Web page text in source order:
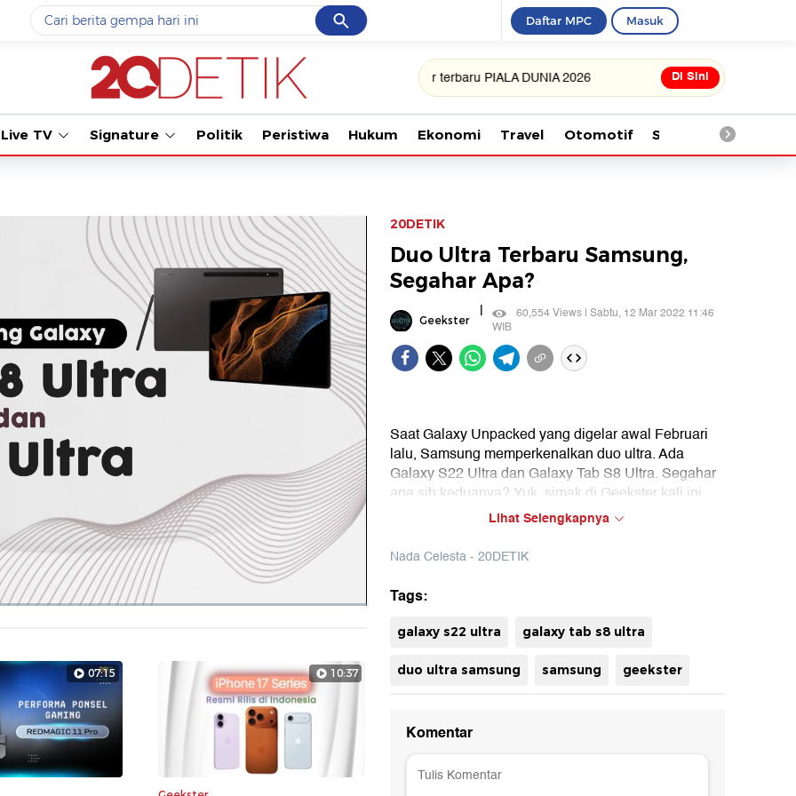
Cancel
Yang sedang ramai dicari
data live draw sgp
#3prabowo
gempa hari ini
Promoted
Terakhir yang dicari
Loading...
Daftar MPC Masuk
Tonton kabar terbaru PIALA DUNIA 2026 Di Sini
Live TV Signature Politik Peristiwa Hukum Ekonomi Travel Otomotif Saintek
07:15 10:37
20DETIK
Duo Ultra Terbaru Samsung,
Segahar Apa?
Geekster |
60,554 Views | Sabtu, 12 Mar 2022 11:46
WIB
Saat Galaxy Unpacked yang digelar awal Februari
lalu, Samsung memperkenalkan duo ultra. Ada
Galaxy S22 Ultra dan Galaxy Tab S8 Ultra. Segahar
apa sih keduanya? Yuk, simak di Geekster kali ini.
Lihat Selengkapnya
Nada Celesta - 20DETIK
Tags:
galaxy s22 ultra galaxy tab s8 ultra
duo ultra samsung samsung geekster